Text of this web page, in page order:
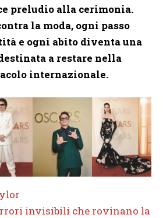
preludio alla cerimonia.
la moda, ogni passo
e ogni abito diventa una
a restare nella
internazionale.
invisibili che rovinano la